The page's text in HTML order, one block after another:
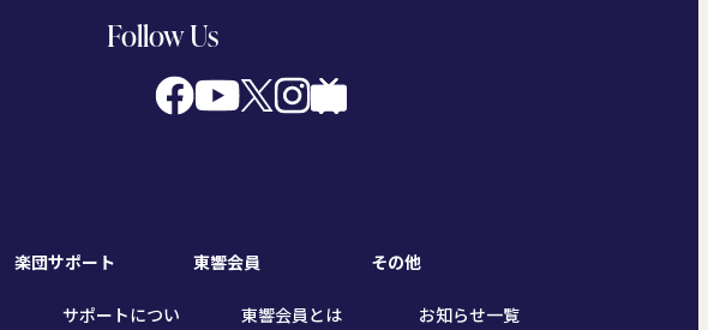
Follow Us
楽団サポート
サポートについ
東響会員
東響会員とは
その他
お知らせ一覧